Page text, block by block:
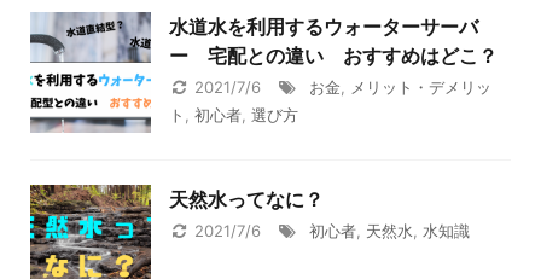
水道水を利用するウォーターサーバ
ー 宅配との違い おすすめはどこ？
2021/7/6 お金, メリット・デメリッ
ト , 初心者, 選び方
天然水ってなに？
2021/7/6 初心者, 天然水, 水知識